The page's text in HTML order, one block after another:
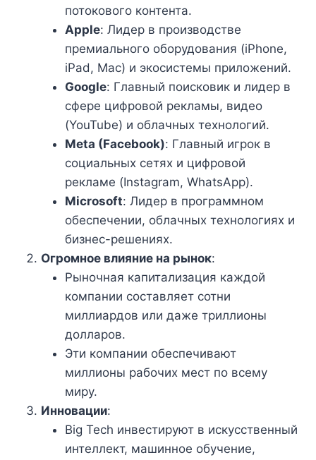
потокового контента.
Apple: Лидер в производстве
премиального оборудования (iPhone,
iPad, Mac) и экосистемы приложений.
Google: Главный поисковик и лидер в
сфере цифровой рекламы, видео
(YouTube) и облачных технологий.
Meta (Facebook): Главный игрок в
социальных сетях и цифровой
рекламе (Instagram, WhatsApp).
Microsoft: Лидер в программном
обеспечении, облачных технологиях и
бизнес-решениях.
Огромное влияние на рынок:
Рыночная капитализация каждой
компании составляет сотни
миллиардов или даже триллионы
долларов.
Эти компании обеспечивают
миллионы рабочих мест по всему
миру.
Инновации:
Big Tech инвестируют в искусственный
интеллект, машинное обучение,